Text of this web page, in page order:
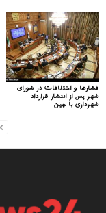
فشارها و اختلافات در شورای
شهر پس از انتشار قرارداد
شهرداری با چین